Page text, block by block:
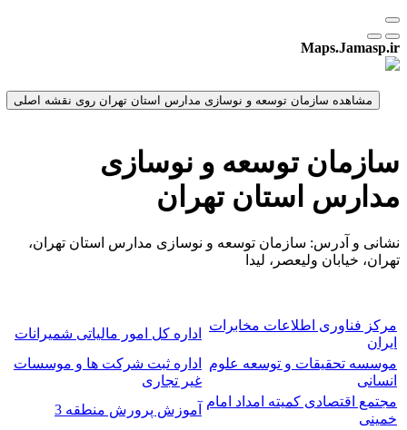
Maps.Jamasp.ir
سازمان توسعه و نوسازی
مدارس استان تهران
نشانی و آدرس: سازمان توسعه و نوسازی مدارس استان تهران،
تهران، خیابان ولیعصر، لیدا
مرکز فناوری اطلاعات مخابرات
ایران
اداره کل امور مالیاتی شمیرانات
موسسه تحقیقات و توسعه علوم
انسانی
اداره ثبت شرکت ها و موسسات
غیر تجاری
مجتمع اقتصادی کمیته امداد امام
خمینی
آموزش پرورش منطقه 3